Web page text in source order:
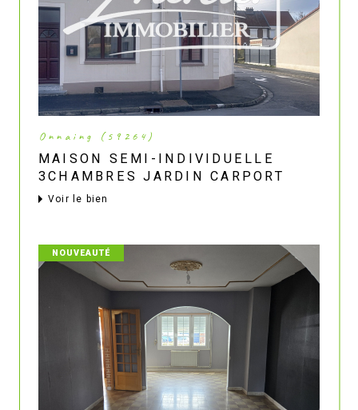
Onnaing (59264)
MAISON SEMI-INDIVIDUELLE
3CHAMBRES JARDIN CARPORT
voir le bien
NOUVEAUTÉ